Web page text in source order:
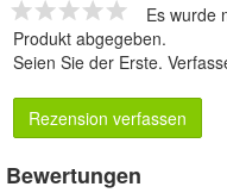
Es wurde
Produkt abgegeben.
Seien Sie der Erste.
Rezension verfassen
Bewertungen